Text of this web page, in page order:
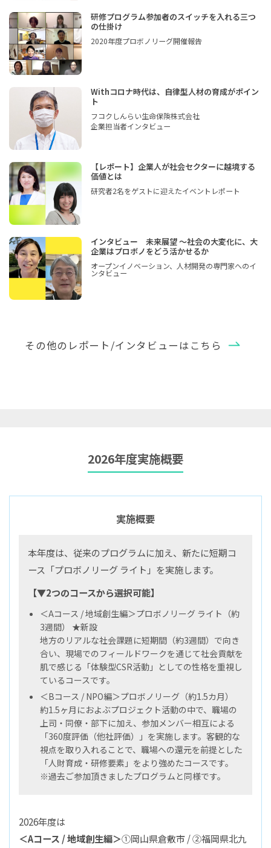
研修プログラム参加者のスイッチを入れる三つ
の仕掛け
2020年度プロボノリーグ開催報告
Withコロナ時代は、自律型人材の育成がポイン
ト
フコクしんらい生命保険株式会社
企業担当者インタビュー
【レポート】企業人が社会セクターに越境する
価値とは
研究者2名をゲストに迎えたイベントレポート
インタビュー 未来展望 〜社会の大変化に、大
企業はプロボノをどう活かせるか
オープンイノベーション、人材開発の専門家へのイ
ンタビュー
その他のレポート/インタビューはこちら
2026年度実施概要
実施概要
本年度は、従来のプログラムに加え、新たに短期コ
ース「プロボノリーグ ライト」を実施します。
【▼2つのコースから選択可能】
＜Aコース / 地域創生編＞プロボノリーグ ライト（約
3週間） ★新設
地方のリアルな社会課題に短期間（約3週間）で向き
合い、現場でのフィールドワークを通じて社会貢献を
肌で感じる「体験型CSR活動」としての性格を重視し
ているコースです。
＜Bコース / NPO編＞プロボノリーグ（約1.5カ月）
約1.5ヶ月におよぶプロジェクト活動の中で、職場の
上司・同僚・部下に加え、参加メンバー相互による
「360度評価（他社評価）」を実施します。客観的な
視点を取り入れることで、職場への還元を前提とした
「人財育成・研修要素」をより強めたコースです。
※過去ご参加頂きましたプログラムと同様です。
2026年度は
＜Aコース / 地域創生編＞①岡山県倉敷市 / ②福岡県北九